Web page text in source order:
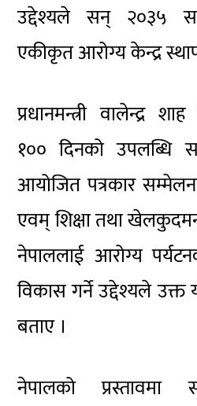
उद्देश्यले सन् २०३५
एकीकृत आरोग्य केन्द्र
प्रधानमन्त्री वालेन्द्र
१०० दिनको उपलब्धि
आयोजित पत्रकार
एवम् शिक्षा तथा
नेपाललाई आरोग्य
विकास गर्ने उद्देश्यले उक्त
बताए ।
नेपालको प्रस्तावमा